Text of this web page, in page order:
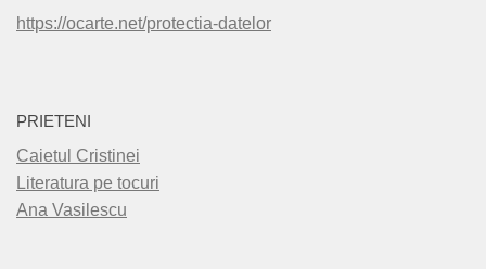
https://ocarte.net/protectia-datelor
PRIETENI
Caietul Cristinei
Literatura pe tocuri
Ana Vasilescu